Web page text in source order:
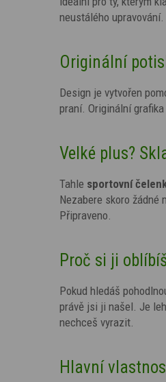
neustálého upravování.
Originální
Design je vytvořen
praní. Originální grafika
Velké plus?
Tahle sportovní
Nezabere skoro žádné
Připraveno.
Proč si ji
Pokud hledáš
právě jsi ji našel. Je
nechceš vyrazit.
Hlavní